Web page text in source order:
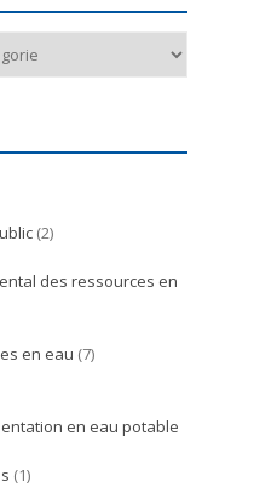
(2)
des ressources en
en eau (7)
en eau potable
(1)